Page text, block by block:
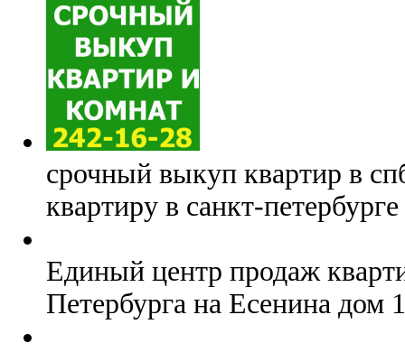
срочный выкуп квартир в
квартиру в санкт-петербурге
Единый центр продаж
Петербурга на Есенина дом 1